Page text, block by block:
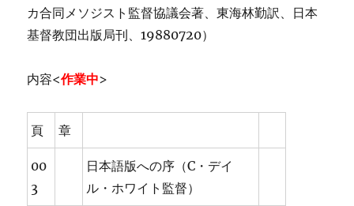
カ合同メソジスト監督協議会著、東海林勤訳、日本
基督教団出版局刊、19880720）
内容<作業中>
頁 章
00
3
日本語版への序（C・デイ
ル・ホワイト監督）